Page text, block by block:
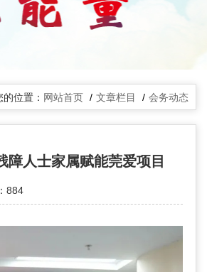
网站首页 文章栏目 会务动态
障人士家属赋能莞爱项目
884